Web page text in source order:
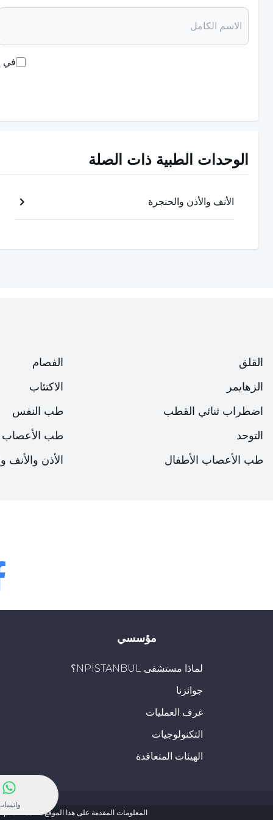
التشخيص عادةً من قبل أخصائي باستخدام فحص بدني
يحدد الأخصائيون خطة العلاج. عادةً ما يتضمن العلاج مناورات
تخفيف الأعراض التي يعاني منها المريض. قد يتم إجراء
عادة ما يتضمن علاج خلع بلورات الأذن البلورية مناورات
الدوار إلى منطقة أخرى من أجل السماح للبلورات في الأذن
بعين الاعتبار شدة الأعراض التي يعاني منها المريض وتكرار
في
الوحدات الطبية ذات الصلة
الأنف والأذن والحنجرة
القلق
الزهايمر
اضطراب ثنائي القطب
التوحد
طب الأعصاب الأطفال
الفصام
الاكتئاب
طب النفس
طب الأعصاب
الأذن والأنف
مؤسسي
لماذا مستشفى NPİSTANBUL؟
جوائزنا
غرف العمليات
التكنولوجيات
الهيئات المتعاقدة
المعلومات المقدمة على هذا الموقع مصممة لدعم